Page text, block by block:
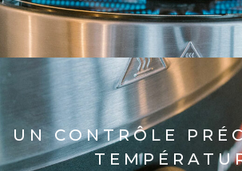
UN CONTRÔLE